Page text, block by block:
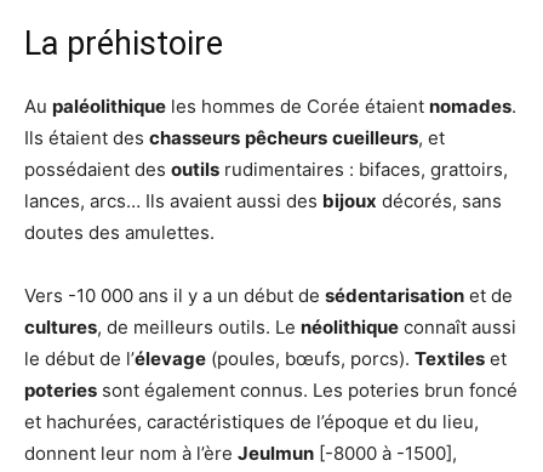
La préhistoire
Au paléolithique les hommes de Corée étaient nomades.
Ils étaient des chasseurs pêcheurs cueilleurs, et
possédaient des outils rudimentaires : bifaces, grattoirs,
lances, arcs… Ils avaient aussi des bijoux décorés, sans
doutes des amulettes.
Vers -10 000 ans il y a un début de sédentarisation et de
cultures, de meilleurs outils. Le néolithique connaît aussi
le début de l’élevage (poules, bœufs, porcs). Textiles et
poteries sont également connus. Les poteries brun foncé
et hachurées, caractéristiques de l’époque et du lieu,
donnent leur nom à l’ère Jeulmun [-8000 à -1500],